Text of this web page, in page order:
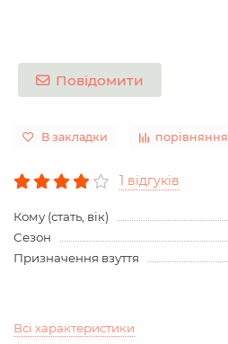
Повідомити
В закладки порівняння
1 відгуків
Кому (стать, вік)
Сезон
Призначення взуття
Всі характеристики